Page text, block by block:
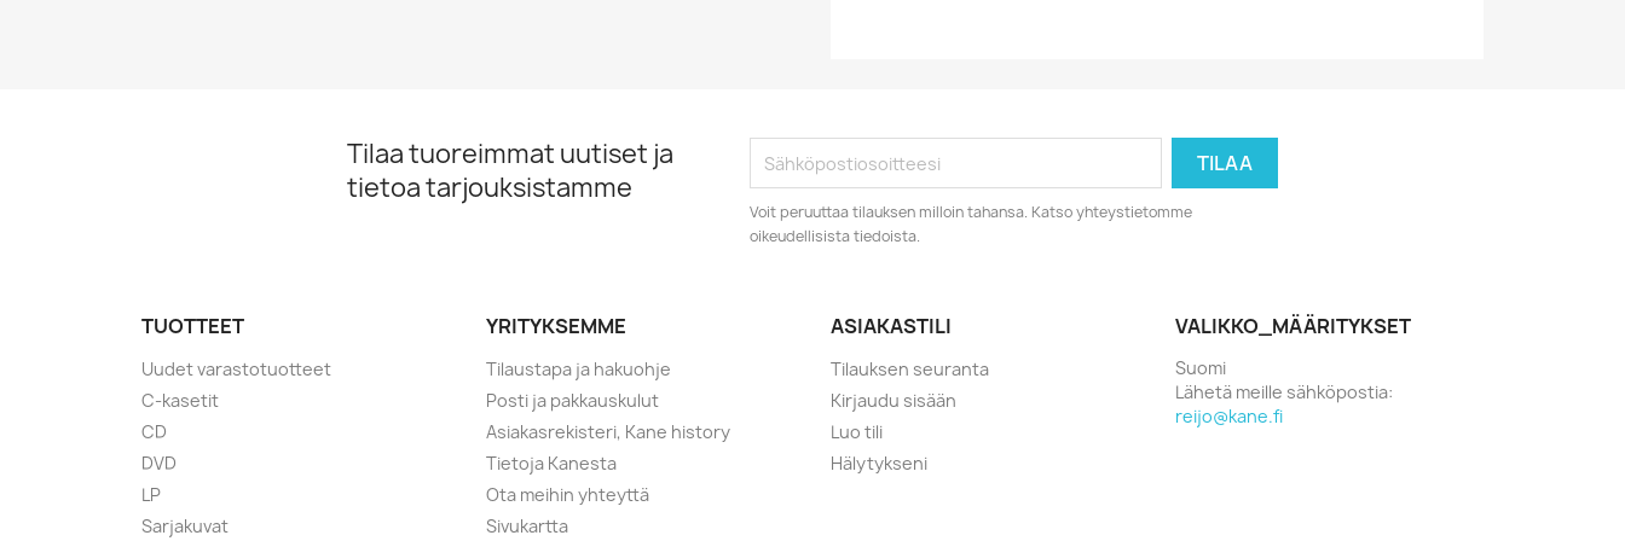
Tilaa tuoreimmat uutiset ja
tietoa tarjouksistamme
Voit peruuttaa tilauksen milloin tahansa. Katso yhteystietomme
oikeudellisista tiedoista.
TUOTTEET
Uudet varastotuotteet
C-kasetit
CD
DVD
LP
Sarjakuvat
YRITYKSEMME
Tilaustapa ja hakuohje
Posti ja pakkauskulut
Asiakasrekisteri, Kane history
Tietoja Kanesta
Ota meihin yhteyttä
Sivukartta
ASIAKASTILI
Tilauksen seuranta
Kirjaudu sisään
Luo tili
Hälytykseni
VALIKKO_MÄÄRITYKSET
Suomi
Lähetä meille sähköpostia:
reijo@kane.fi